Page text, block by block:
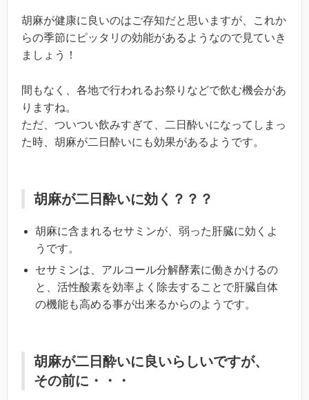
胡麻が健康に良いのはご存知だと思いますが、これか
らの季節にピッタリの効能があるようなので見ていき
ましょう！
間もなく、各地で行われるお祭りなどで飲む機会があ
りますね。
ただ、ついつい飲みすぎて、二日酔いになってしまっ
た時、胡麻が二日酔いにも効果があるようです。
胡麻が二日酔いに効く？？？
胡麻に含まれるセサミンが、弱った肝臓に効くよ
うです。
セサミンは、アルコール分解酵素に働きかけるの
と、活性酸素を効率よく除去することで肝臓自体
の機能も高める事が出来るからのようです。
胡麻が二日酔いに良いらしいですが、
その前に・・・